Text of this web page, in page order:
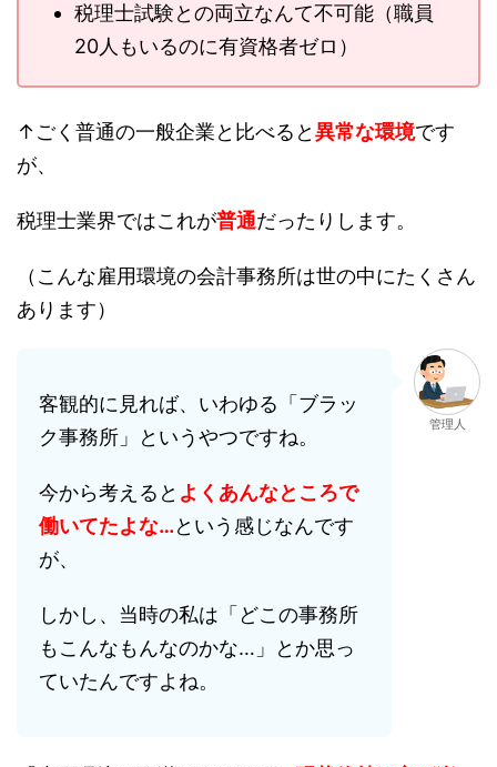
税理士試験との両立なんて不可能（職員
20人もいるのに有資格者ゼロ）
↑ごく普通の一般企業と比べると異常な環境です
が、
税理士業界ではこれが普通だったりします。
（こんな雇用環境の会計事務所は世の中にたくさん
あります）
客観的に見れば、いわゆる「ブラッ
ク事務所」というやつですね。
今から考えると よくあんなところで
働いてたよな…という感じなんです
が、
しかし、当時の私は「どこの事務所
もこんなもんなのかな…」とか思っ
ていたんですよね。
管理人